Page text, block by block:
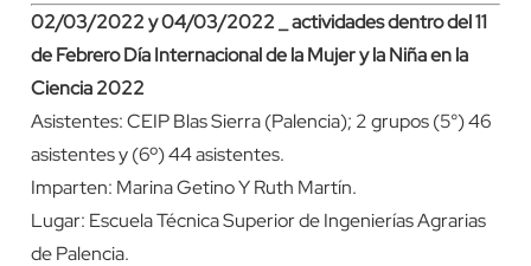
02/03/2022 y 04/03/2022 _ actividades dentro del 11
de Febrero Día Internacional de la Mujer y la Niña en la
Ciencia 2022
Asistentes: CEIP Blas Sierra (Palencia); 2 grupos (5°) 46
asistentes y (6º) 44 asistentes.
Imparten: Marina Getino Y Ruth Martín.
Lugar: Escuela Técnica Superior de Ingenierías Agrarias
de Palencia.